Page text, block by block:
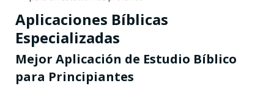
Aplicaciones Bíblicas
Especializadas
Mejor Aplicación de Estudio Bíblico
para Principiantes